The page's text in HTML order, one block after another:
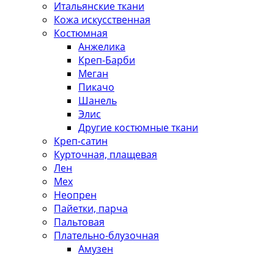
Итальянские ткани
Кожа искусственная
Костюмная
Анжелика
Креп-Барби
Меган
Пикачо
Шанель
Элис
Другие костюмные ткани
Креп-сатин
Курточная, плащевая
Лен
Мех
Неопрен
Пайетки, парча
Пальтовая
Плательно-блузочная
Амузен